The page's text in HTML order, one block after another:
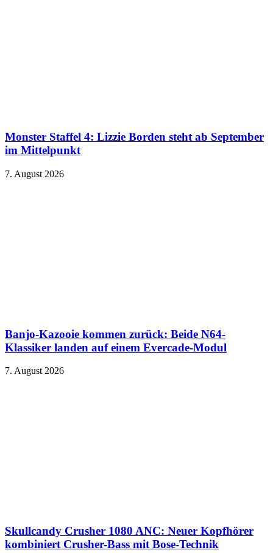
Monster Staffel 4: Lizzie Borden steht ab September
im Mittelpunkt
7. August 2026
Banjo-Kazooie kommen zurück: Beide N64-
Klassiker landen auf einem Evercade-Modul
7. August 2026
Skullcandy Crusher 1080 ANC: Neuer Kopfhörer
kombiniert Crusher-Bass mit Bose-Technik